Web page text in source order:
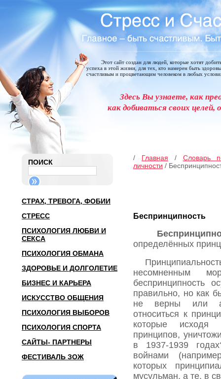
Этот сайт создан для людей, которые хотят
успеха в этой жизни, для тех, кто намерен быть
счастливым и процветающим человеком в любых
Здесь Вы узнаете, как
как добиваться своих
ПОИСК
СТРАХ, ТРЕВОГА, ФОБИИ
СТРЕСС
ПСИХОЛОГИЯ ЛЮБВИ И
СЕКСА
ПСИХОЛОГИЯ ОБМАНА
ЗДОРОВЬЕ И ДОЛГОЛЕТИЕ
БИЗНЕС И КАРЬЕРА
ИСКУССТВО ОБЩЕНИЯ
ПСИХОЛОГИЯ ВЫБОРОВ
ПСИХОЛОГИЯ СПОРТА
САЙТЫ- ПАРТНЕРЫ
ФЕСТИВАЛЬ ЗОЖ
/ Главная / Словарь
личности /
Беспринципность
определённых
несомненным
беспринципность
правильно, но как
не верны или
относиться к
которые исходя
принципов,
в 1937-1939
войнами
которых
мусульман, а те, в